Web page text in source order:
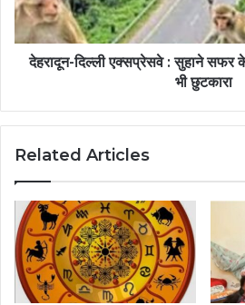
देहरादून-दिल्ली एक्सप्रेसवे : सुहाने सफर
भी छुटकारा
Related Articles